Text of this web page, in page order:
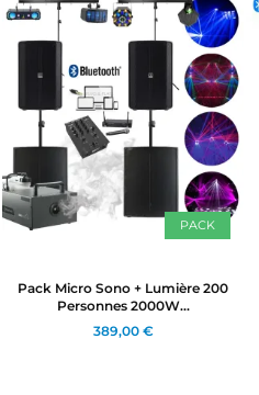
PACK
Pack Micro Sono + Lumière 200
Personnes 2000W...
389,00 €